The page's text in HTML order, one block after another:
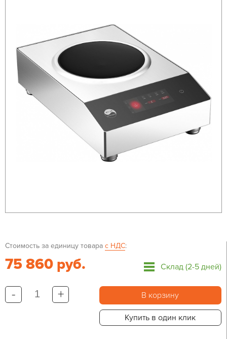
Стоимость за единицу товара с НДС:
75 860 руб. Склад (2-5 дней)
- + В корзину
Купить в один клик